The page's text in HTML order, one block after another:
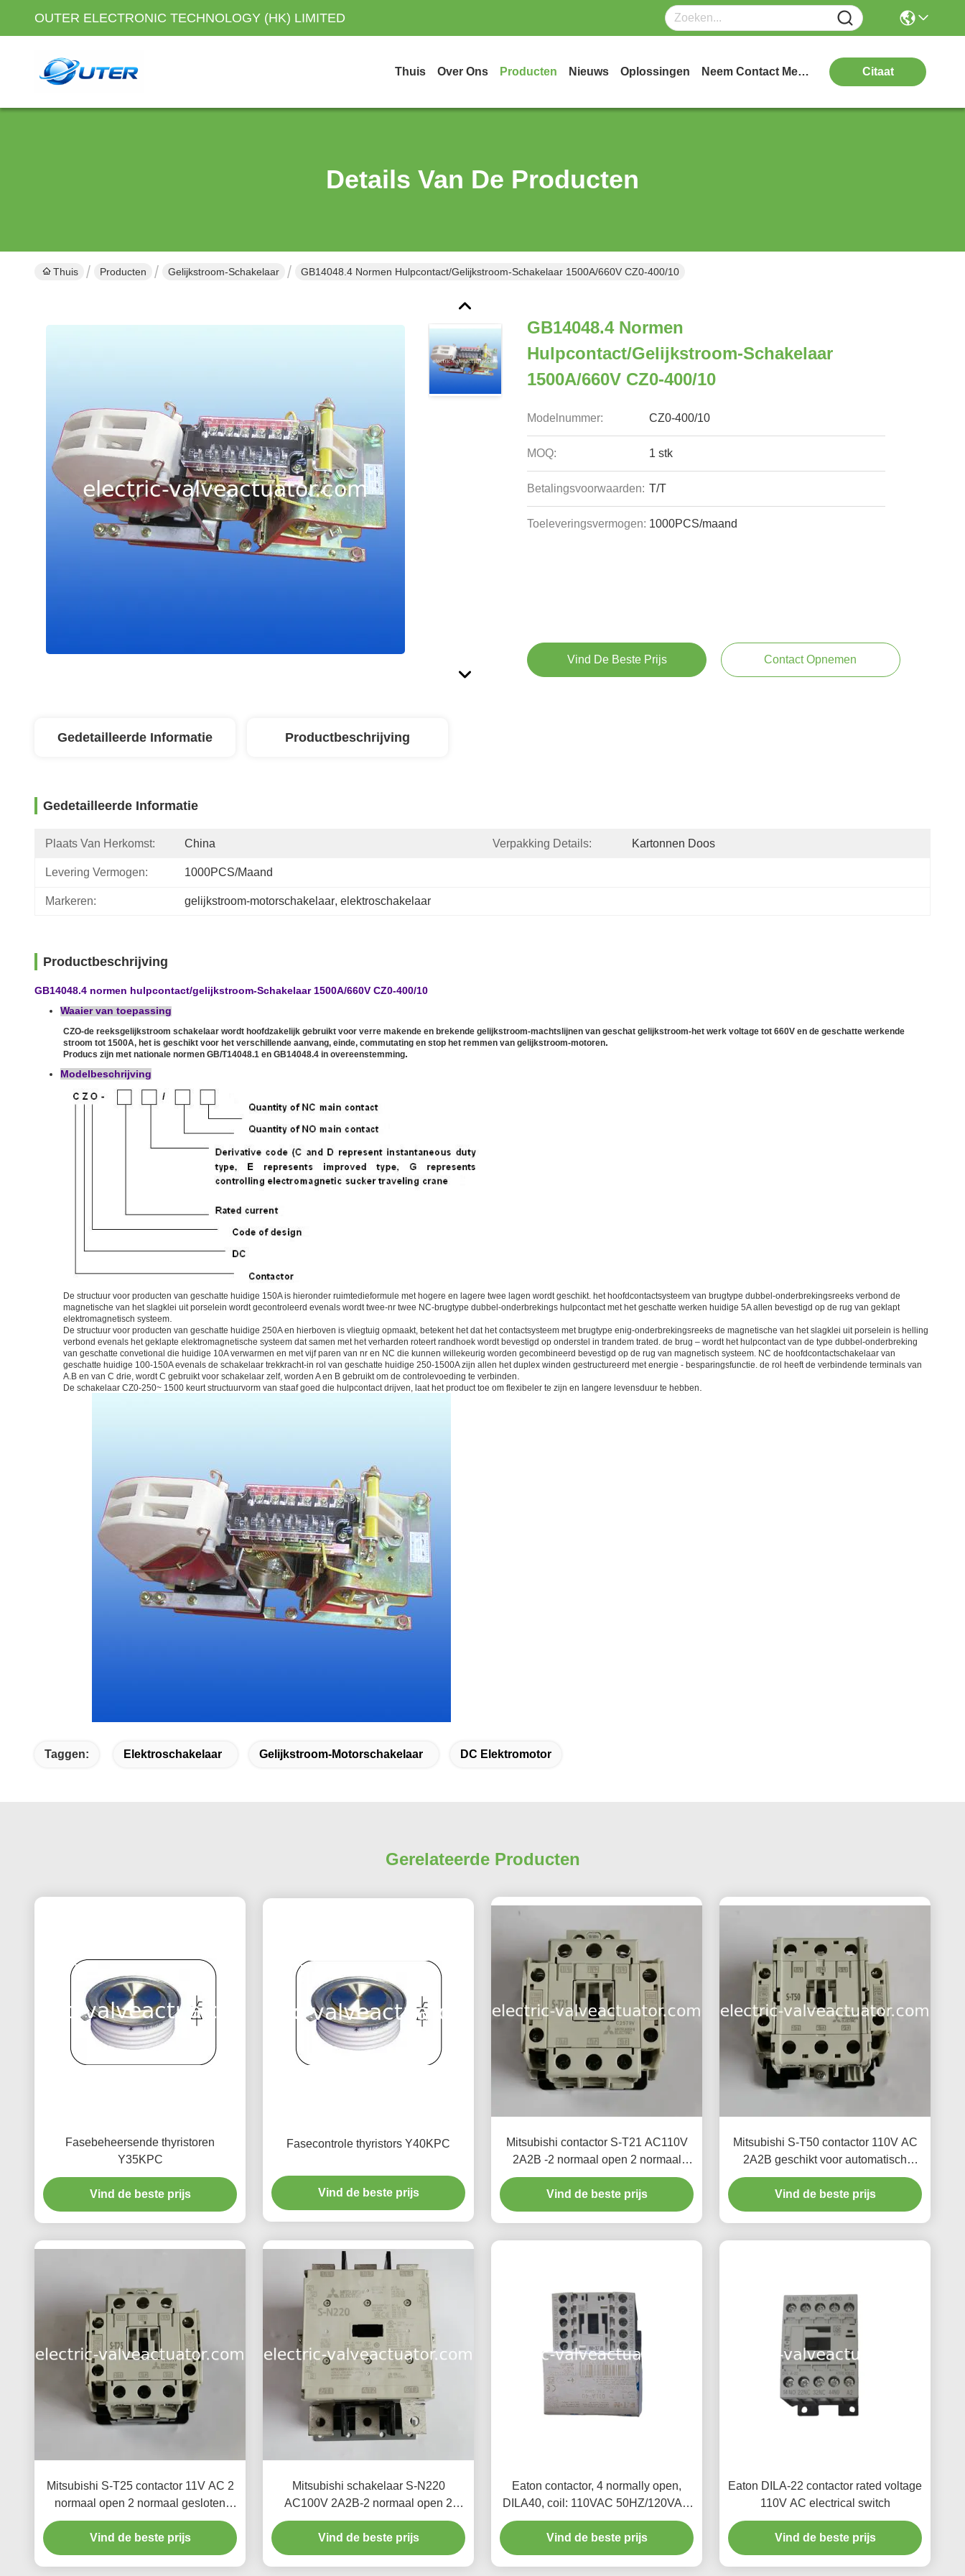
OUTER ELECTRONIC TECHNOLOGY (HK) LIMITED
Thuis Over Ons Producten Nieuws Oplossingen Neem Contact Met Ons Op Citaat
Details Van De Producten
Thuis Producten Gelijkstroom-Schakelaar GB14048.4 Normen Hulpcontact/gelijkstroom-Schakelaar 1500A/660V CZ0-400/10
GB14048.4 Normen
Hulpcontact/gelijkstroom-Schakelaar
1500A/660V CZ0-400/10
Modelnummer: CZ0-400/10
MOQ: 1 stk
Betalingsvoorwaarden: T/T
Toeleveringsvermogen: 1000PCS/maand
Vind De Beste Prijs Contact Opnemen
Gedetailleerde Informatie Productbeschrijving
Gedetailleerde Informatie
Plaats Van Herkomst: China Verpakking Details: Kartonnen Doos
Levering Vermogen: 1000PCS/maand
Markeren: gelijkstroom-motorschakelaar, elektroschakelaar
Productbeschrijving
GB14048.4 normen hulpcontact/gelijkstroom-Schakelaar 1500A/660V CZ0-400/10
Waaier van toepassing
CZO-de reeksgelijkstroom schakelaar wordt hoofdzakelijk gebruikt voor verre makende en brekende gelijkstroom-machtslijnen van geschat gelijkstroom-het werk voltage tot 660V en de geschatte werkende
stroom tot 1500A, het is geschikt voor het verschillende aanvang, einde, commutating en stop het remmen van gelijkstroom-motoren.
Producs zijn met nationale normen GB/T14048.1 en GB14048.4 in overeenstemming.
Modelbeschrijving
De structuur voor producten van geschatte huidige 150A is hieronder ruimtedieformule met hogere en lagere twee lagen wordt geschikt. het hoofdcontactsysteem van brugtype dubbel-onderbrekingsreeks verbond de
magnetische van het slagklei uit porselein wordt gecontroleerd evenals wordt twee-nr twee NC-brugtype dubbel-onderbrekings hulpcontact met het geschatte werken huidige 5A allen bevestigd op de rug van geklapt
elektromagnetisch systeem
De structuur voor producten van geschatte huidige 250A en hierboven is vliegtuig opmaakt, betekent het dat het contactsysteem met brugtype enig-onderbrekingsreeks de magnetische van het slagklei uit porselein is helling
verbond evenals het geklapte elektromagnetische systeem dat samen met het verharden roteert randhoek wordt bevestigd op onderstel in trandem trated. de brug – wordt het hulpcontact van de type dubbel-onderbreking
van geschatte convetional die huidige 10A verwarmen en met vijf paren van nr en NC die kunnen willekeurig worden gecombineerd bevestigd op de rug van magnetisch systeem. NC de hoofdcontactschakelaar van
geschatte huidige 100-150A evenals de schakelaar trekkracht-in rol van geschatte huidige 250-1500A zijn allen het duplex winden gestructureerd met energie - besparingsfunctie. de rol heeft de verbindende terminals van
A.B en van C drie, wordt C gebruikt voor schakelaar zelf, worden A en B gebruikt om de controlevoeding te verbinden
De schakelaar CZ0-250~ 1500 keurt structuurvorm van staaf goed die hulpcontact drijven, laat het product toe om flexibeler te zijn en langere levensduur te hebben
Taggen: Elektroschakelaar Gelijkstroom-Motorschakelaar DC Elektromotor
Gerelateerde Producten
Fasebeheersende thyristoren
Y35KPC
Vind de beste prijs
Fasecontrole thyristors Y40KPC
Vind de beste prijs
Mitsubishi contactor S-T21 AC110V
2A2B -2 normaal open 2 normaal
gesloten contacten
Vind de beste prijs
Mitsubishi S-T50 contactor 110V AC
2A2B geschikt voor automatisch
besturingssysteem
Vind de beste prijs
Mitsubishi S-T25 contactor 11V AC 2
normaal open 2 normaal gesloten
2A2B type
Vind de beste prijs
Mitsubishi schakelaar S-N220
AC100V 2A2B-2 normaal open 2
normaal gesloten contacten
Vind de beste prijs
Eaton contactor, 4 normally open,
DILA40, coil: 110VAC 50HZ/120VAC
60HZ
Vind de beste prijs
Eaton DILA-22 contactor rated voltage
110V AC electrical switch
Vind de beste prijs